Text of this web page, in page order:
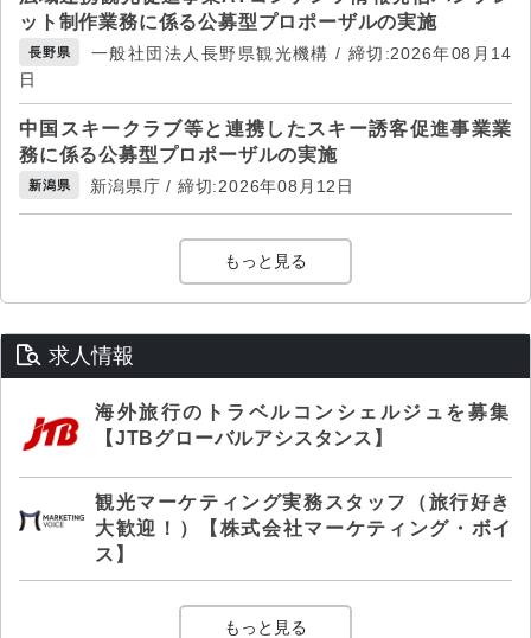
ット制作業務に係る公募型プロポーザルの実施
長野県
一般社団法人長野県観光機構 / 締切:2026年08月14
日
中国スキークラブ等と連携したスキー誘客促進事業業
務に係る公募型プロポーザルの実施
新潟県 新潟県庁 / 締切:2026年08月12日
もっと見る
求人情報
海外旅行のトラベルコンシェルジュを募集
【JTBグローバルアシスタンス】
観光マーケティング実務スタッフ（旅行好き
大歓迎！）【株式会社マーケティング・ボイ
ス】
もっと見る